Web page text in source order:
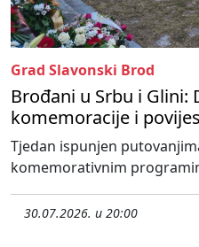
Grad Slavonski Brod
Brođani u Srbu i Glini:
komemoracije i
Tjedan ispunjen
komemorativnim
30.07.2026. u 20:00